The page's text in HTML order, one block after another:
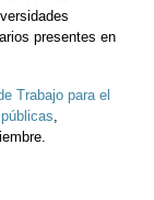
presentes en
Trabajo para el